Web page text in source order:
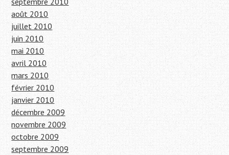
août 2010
juillet 2010
juin 2010
mai 2010
avril 2010
mars 2010
février 2010
janvier 2010
décembre 2009
novembre 2009
octobre 2009
septembre 2009